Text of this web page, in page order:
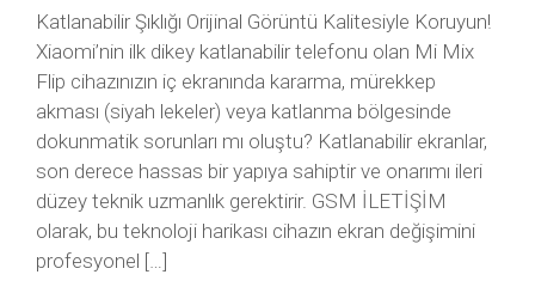
Katlanabilir Şıklığı Orijinal Görüntü Kalitesiyle Koruyun!
Xiaomi’nin ilk dikey katlanabilir telefonu olan Mi Mix
Flip cihazınızın iç ekranında kararma, mürekkep
akması (siyah lekeler) veya katlanma bölgesinde
dokunmatik sorunları mı oluştu? Katlanabilir ekranlar,
son derece hassas bir yapıya sahiptir ve onarımı ileri
düzey teknik uzmanlık gerektirir. GSM İLETİŞİM
olarak, bu teknoloji harikası cihazın ekran değişimini
profesyonel […]